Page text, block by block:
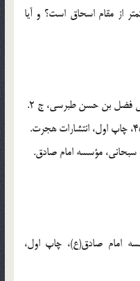
از مقام اسحاق است؟ و آیا
امام صادق(ع)، چاپ اول،